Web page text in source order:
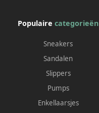
Populairecategorieën
Sneakers
Sandalen
Slippers
Pumps
Enkellaarsjes